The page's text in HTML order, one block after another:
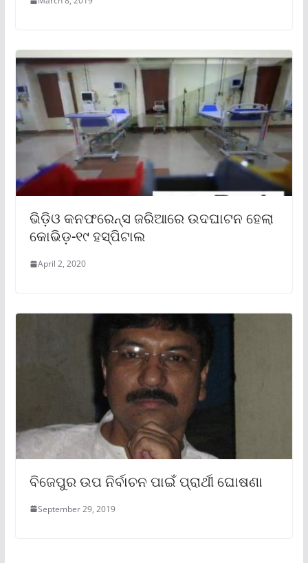
ଭିଡ଼ିଓ କନଫରେନ୍ସ ଜରିଆରେ ଉଦଘାଟନ ହେଲା
କୋଭିଡ଼-୧୯ ହସ୍ପିଟାଲ
April 2, 2020
ବିଜେପୁର ଉପ ନିର୍ବାଚନ ପାଇଁ ପ୍ରାର୍ଥୀ ଘୋଷଣା
September 29, 2019